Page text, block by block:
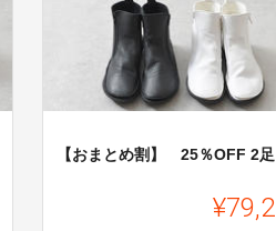
【おまとめ割】 25％OFF 2足